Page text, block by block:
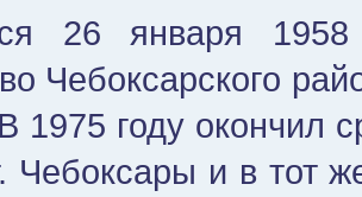
26 января
Чебоксарского
1975 году окончил
и в тот